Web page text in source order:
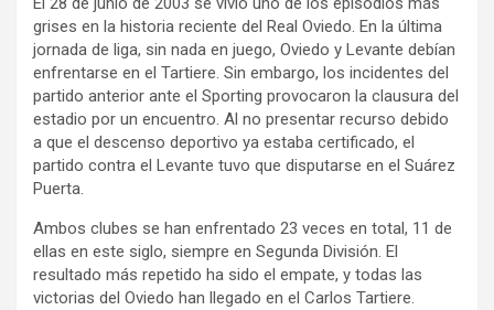
grises en la historia reciente del Real Oviedo. En la última
jornada de liga, sin nada en juego, Oviedo y Levante debían
enfrentarse en el Tartiere. Sin embargo, los incidentes del
partido anterior ante el Sporting provocaron la clausura del
estadio por un encuentro. Al no presentar recurso debido
a que el descenso deportivo ya estaba certificado, el
partido contra el Levante tuvo que disputarse en el Suárez
Puerta.
Ambos clubes se han enfrentado 23 veces en total, 11 de
ellas en este siglo, siempre en Segunda División. El
resultado más repetido ha sido el empate, y todas las
victorias del Oviedo han llegado en el Carlos Tartiere.